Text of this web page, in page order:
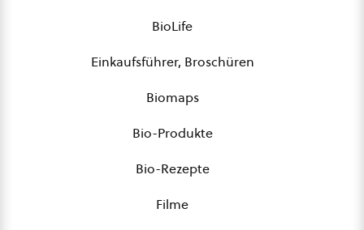
BioLife
Einkaufsführer, Broschüren
Biomaps
Bio-Produkte
Bio-Rezepte
Filme